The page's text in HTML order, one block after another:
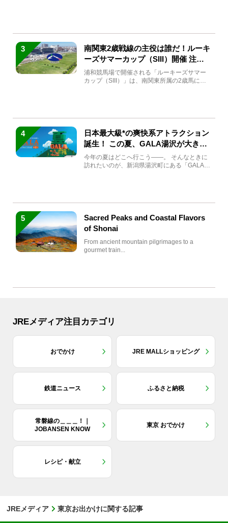
3
南関東2歳戦線の主役は誰だ！ルーキ
ーズサマーカップ（SIII）開催 注目
馬と見どころをチェック
浦和競馬場で開催される「ルーキーズサマー
カップ（SIII）」は、南関東所属の2歳馬によ
4
日本最大級*の爽快系アトラクション
誕生！ この夏、GALA湯沢が大きく
生まれ変わる
今年の夏はどこへ行こう――。 そんなときに
訪れたいのが、新潟県湯沢町にある「GALA湯
5
Sacred Peaks and Coastal Flavors
of Shonai
From ancient mountain pilgrimages to a
gourmet train...
JREメディア注目カテゴリ
おでかけ JRE MALLショッピング
鉄道ニュース ふるさと納税
常磐線の＿＿＿！｜
JOBANSEN KNOW
東京 おでかけ
レシピ・献立
JREメディア 東京お出かけに関する記事